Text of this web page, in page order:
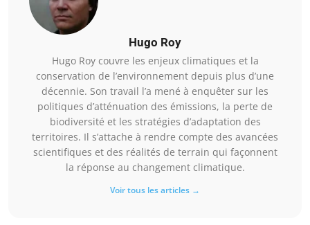
Hugo Roy
Hugo Roy couvre les enjeux climatiques et la
conservation de l’environnement depuis plus d’une
décennie. Son travail l’a mené à enquêter sur les
politiques d’atténuation des émissions, la perte de
biodiversité et les stratégies d’adaptation des
territoires. Il s’attache à rendre compte des avancées
scientifiques et des réalités de terrain qui façonnent
la réponse au changement climatique.
Voir tous les articles →